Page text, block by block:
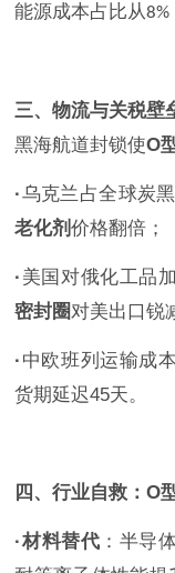
能源成本占比从8%
三、物流与关税壁
黑海航道封锁使O
·乌克兰占全球炭
老化剂价格翻倍；
· 美国对俄化工品
密封圈对美出口锐
· 中欧班列运输成
货期延迟45天。
四、行业自救：O
·材料替代 ：半导